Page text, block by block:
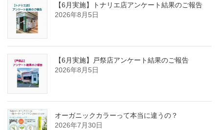
【6月実施】トナリエ店アンケート結果のご報告
2026年8月5日
【6月実施】戸祭店アンケート結果のご報告
2026年8月5日
オーガニックカラーって本当に違うの？
2026年7月30日